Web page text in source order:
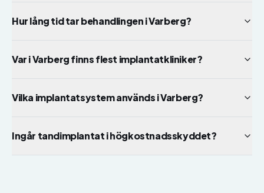
Hur lång tid tar behandlingen i Varberg?
Var i Varberg finns flest implantatkliniker?
Vilka implantatsystem används i Varberg?
Ingår tandimplantat i högkostnadsskyddet?